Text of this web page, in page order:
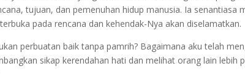
tujuan, dan pemenuhan hidup manusia. Ia senantiasa
pada rencana dan kehendak-Nya akan diselamatkan.
perbuatan baik tanpa pamrih? Bagaimana aku telah
sikap kerendahan hati dan melihat orang lain lebih